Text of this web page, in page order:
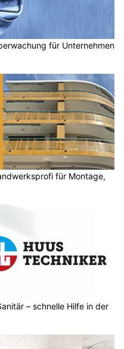
für Unternehmen
für Montage,
– schnelle Hilfe in der